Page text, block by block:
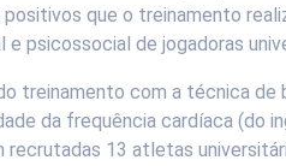
que o treinamento
psicossocial de jogadoras
treinamento com a técnica
da frequência cardíaca (do
recrutadas 13 atletas